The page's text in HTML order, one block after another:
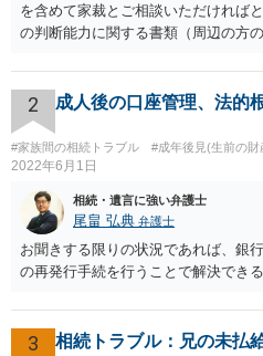
を含めて家裁とご相談いただければ
の判断能力に関する書類（周辺の方
をしていただければそこから先は進
た、Aさんの意向を酌みすぎるあま
いる施設の問題もありますので、当
ご相談されるのもひとつの方法です。
2 成人後の口座管理、法的
#家族間の相続トラブル #成年後見(生前の財
2022年6月1日
相続・遺言に強い弁護士
尾畠 弘典 弁護士
お聞きする限りの状況であれば、銀
の再発行手続を行うことで解決でき
3
相続トラブル：兄の未払